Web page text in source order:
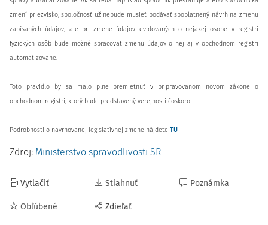
zmení priezvisko, spoločnosť už nebude musieť podávať spoplatnený návrh na zmenu
zapísaných údajov, ale pri zmene údajov evidovaných o nejakej osobe v registri
fyzických osôb bude možné spracovať zmenu údajov o nej aj v obchodnom registri
automatizovane.
Toto pravidlo by sa malo plne premietnuť v pripravovanom novom zákone o
obchodnom registri, ktorý bude predstavený verejnosti čoskoro.
Podrobnosti o navrhovanej legislatívnej zmene nájdete TU
Zdroj: Ministerstvo spravodlivosti SR
Vytlačiť
Obľúbené
Stiahnuť
Zdieľať
Poznámka